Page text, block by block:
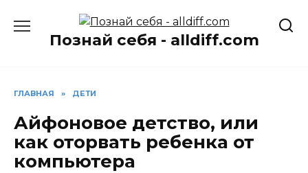
содержаниюПознай себя - alldiff.com
ГЛАВНАЯ » ДЕТИ
Айфоновое детство, или
как оторвать ребенка от
компьютера